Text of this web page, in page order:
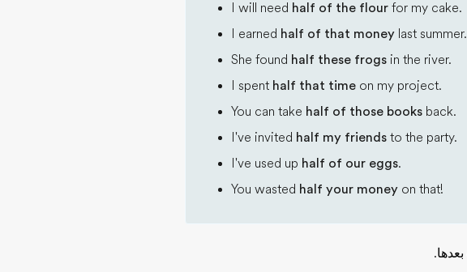
I will need half of the flour for my cake.
I earned half of that money last summer.
She found half these frogs in the river.
I spent half that time on my project.
You can take half of those books back.
I've invited half my friends to the party.
I've used up half of our eggs.
You wasted half your money on that!
بعدها.